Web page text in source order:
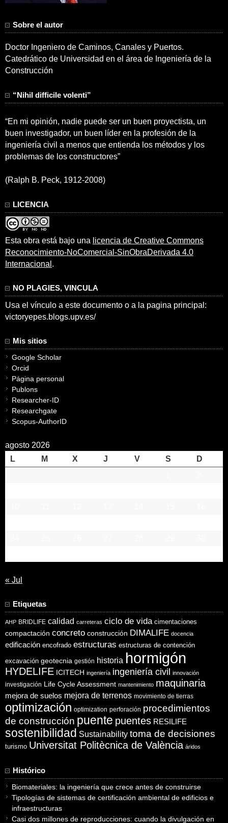
Sobre el autor
Doctor Ingeniero de Caminos, Canales y Puertos.
Catedrático de Universidad en el área de Ingeniería de la
Construcción
“Nihil difficile volenti”
“En mi opinión, nadie puede ser un buen proyectista, un
buen investigador, un buen líder en la profesión de la
ingeniería civil a menos que entienda los métodos y los
problemas de los constructores”
(Ralph B. Peck, 1912-2008)
LICENCIA
Esta obra está bajo una licencia de Creative Commons
Reconocimiento-NoComercial-SinObraDerivada 4.0
Internacional .
NO PLAGIES, VINCULA
Usa el vínculo a este documento o a la pagina principal:
victoryepes.blogs.upv.es/
Mis sitios
Google Scholar
Orcid
Página personal
Publons
Researcher-ID
Researchgate
Scopus-AuthorID
agosto 2026
L
M X J V S
D
« Jul
Etiquetas
AHP BRIDLIFE calidad carreteras ciclo de vida cimentaciones
compactación concreto construcción DIMALIFE docencia
edificación encofrado estructuras estructuras de contención
excavación geotecnia gestión historia hormigón
HYDELIFE ICITECH ingeniería ingeniería civil innovación
investigación Life Cycle Assessment mantenimiento maquinaria
mejora de suelos mejora de terrenos movimiento de tierras
optimización optimization perforación procedimientos
de construcción puente puentes RESILIFE
sostenibilidad Sustainability toma de decisiones
turismo Universitat Politècnica de València áridos
Histórico
Biomateriales: la ingeniería que crece antes de construirse
Tipologías de sistemas de certificación ambiental de edificios e
infraestructuras
Casi dos millones de reproducciones: cuando la divulgación en